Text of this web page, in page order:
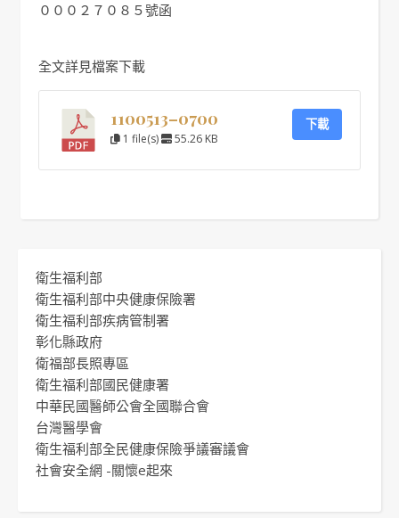
０００２７０８５號函
全文詳見檔案下載
1100513–0700
1 file(s) 55.26 KB
下載
衛生福利部
衛生福利部中央健康保險署
衛生福利部疾病管制署
彰化縣政府
衛福部長照專區
衛生福利部國民健康署
中華民國醫師公會全國聯合會
台灣醫學會
衛生福利部全民健康保險爭議審議會
社會安全網 -關懷e起來